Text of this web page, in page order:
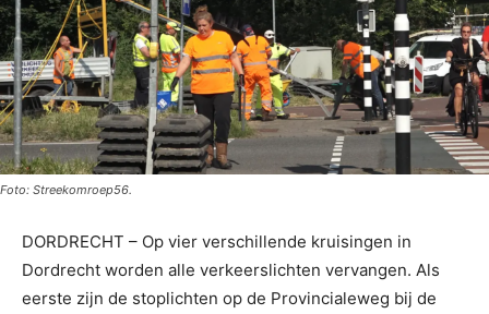
Foto: Streekomroep56.
DORDRECHT – Op vier verschillende kruisingen in
Dordrecht worden alle verkeerslichten vervangen. Als
eerste zijn de stoplichten op de Provincialeweg bij de